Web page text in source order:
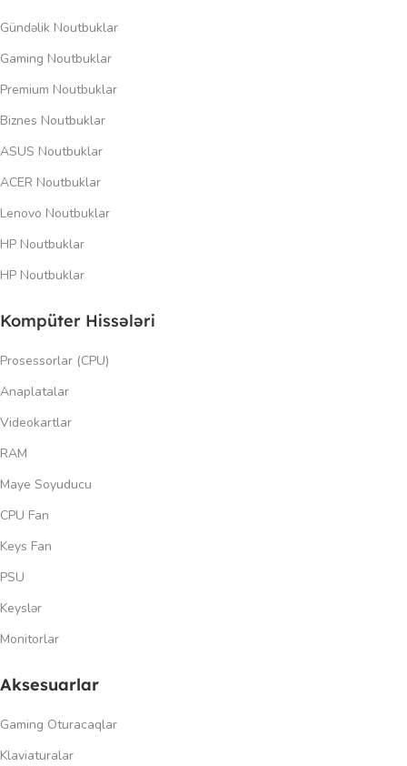
Gündəlik Noutbuklar
Gaming Noutbuklar
Premium Noutbuklar
Biznes Noutbuklar
ASUS Noutbuklar
ACER Noutbuklar
Lenovo Noutbuklar
HP Noutbuklar
HP Noutbuklar
Kompüter Hissələri
Prosessorlar (CPU)
Anaplatalar
Videokartlar
RAM
Maye Soyuducu
CPU Fan
Keys Fan
PSU
Keyslər
Monitorlar
Aksesuarlar
Gaming Oturacaqlar
Klaviaturalar